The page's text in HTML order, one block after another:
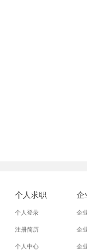
个人求职
个人登录
注册简历
个人中心
企
企
企
企